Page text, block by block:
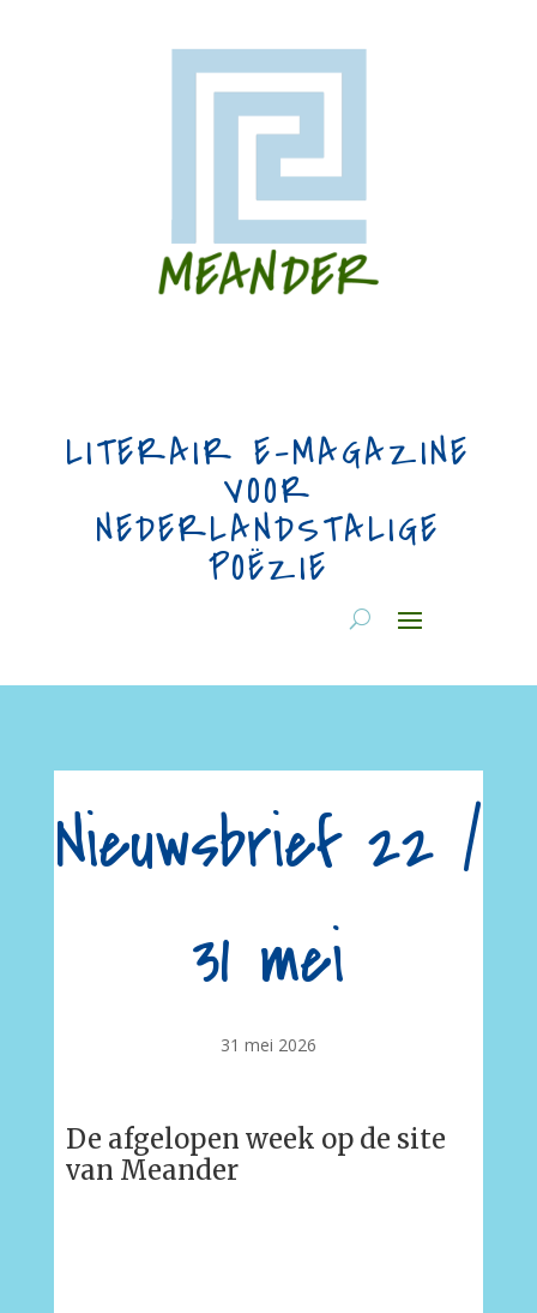
LITERAIR E-MAGAZINE
VOOR
NEDERLANDSTALIGE
POËZIE
Nieuwsbrief 22 /
31 mei
31 mei 2026
De afgelopen week op de site
van Meander